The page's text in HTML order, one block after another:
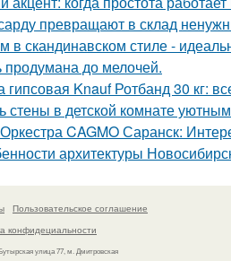
превращают в склад
в скандинавском стиле -
продумана до мелочей.
гипсовая Knauf Ротбанд 30 кг:
стены в детской комнате
CAGMO Саранск:
архитектуры
Пользовательское соглашение
конфидециальности
улица 77, м. Дмитровская